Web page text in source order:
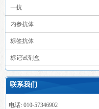
一抗
内参抗体
标签抗体
标记试剂盒
联系我们
电话: 010-57346902